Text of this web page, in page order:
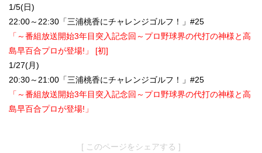
1/5(日)
22:00～22:30「三浦桃香にチャレンジゴルフ！」#25
「～番組放送開始3年目突入記念回～プロ野球界の代打の神様と高
島早百合プロが登場!」 [初]
1/27(月)
20:30～21:00「三浦桃香にチャレンジゴルフ！」#25
「～番組放送開始3年目突入記念回～プロ野球界の代打の神様と高
島早百合プロが登場!」
[ このページをシェアする ]